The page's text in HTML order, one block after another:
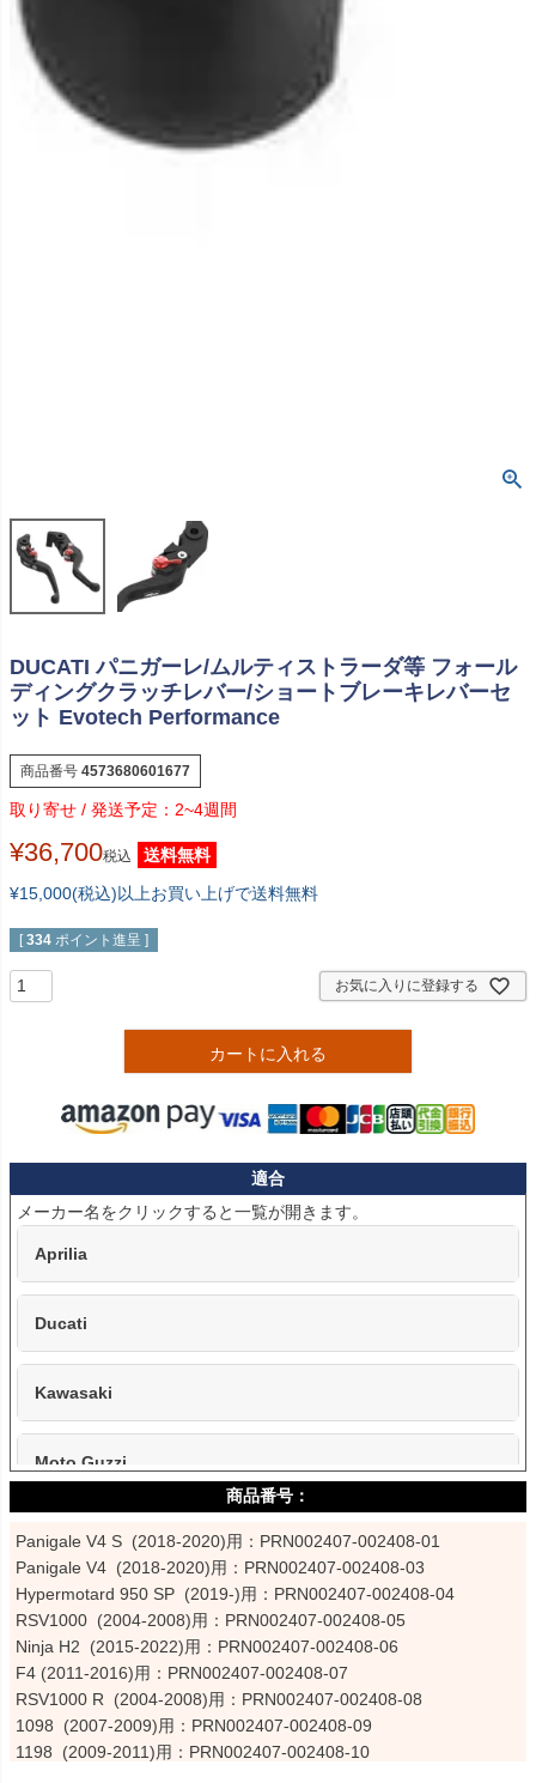
DUCATI パニガーレ/ムルティストラーダ等 フォール
ディングクラッチレバー/ショートブレーキレバーセ
ット Evotech Performance
商品番号 4573680601677
2~4週間
¥36,700税込
送料無料
¥15,000(税込)以上お買い上げで送料無料
[ 334 ポイント進呈 ]
お気に入りに登録する
カートに入れる
適合
Aprilia
Ducati
Kawasaki
Moto Guzzi
MV Agusta
Norton
Panigale V4 S  (2018-2020)用：PRN002407-002408-01
Panigale V4  (2018-2020)用：PRN002407-002408-03
Hypermotard 950 SP  (2019-)用：PRN002407-002408-04
RSV1000  (2004-2008)用：PRN002407-002408-05
Ninja H2  (2015-2022)用：PRN002407-002408-06
F4 (2011-2016)用：PRN002407-002408-07
RSV1000 R  (2004-2008)用：PRN002407-002408-08
1098  (2007-2009)用：PRN002407-002408-09
1198  (2009-2011)用：PRN002407-002408-10